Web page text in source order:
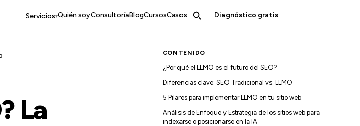
Servicios▾Quién soyConsultoríaBlogCursosCasos Diagnóstico gratis
CONTENIDO
¿Por qué el LLMO es el futuro del SEO?
Diferencias clave: SEO Tradicional vs. LLMO
5 Pilares para implementar LLMO en tu sitio web
Análisis de Enfoque y Estrategia de los sitios web para
indexarse o posicionarse en la IA
La